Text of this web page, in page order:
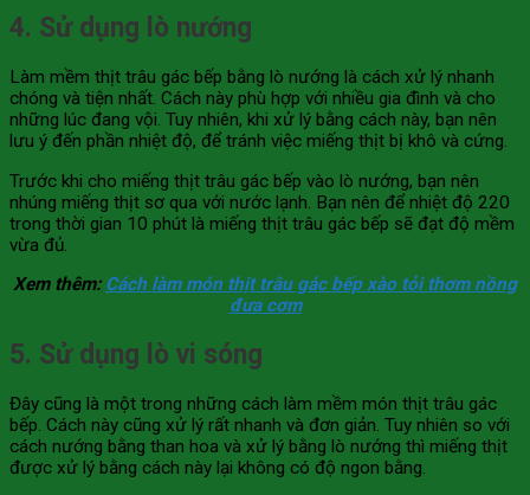
4. Sử dụng lò nướng
Làm mềm thịt trâu gác bếp bằng lò nướng là cách xử lý nhanh
chóng và tiện nhất. Cách này phù hợp với nhiều gia đình và cho
những lúc đang vội. Tuy nhiên, khi xử lý bằng cách này, bạn nên
lưu ý đến phần nhiệt độ, để tránh việc miếng thịt bị khô và cứng.
Trước khi cho miếng thịt trâu gác bếp vào lò nướng, bạn nên
nhúng miếng thịt sơ qua với nước lạnh. Bạn nên để nhiệt độ 220
trong thời gian 10 phút là miếng thịt trâu gác bếp sẽ đạt độ mềm
vừa đủ.
Xem thêm: Cách làm món thịt trâu gác bếp xào tỏi thơm nồng
đưa cơm
5. Sử dụng lò vi sóng
Đây cũng là một trong những cách làm mềm món thịt trâu gác
bếp. Cách này cũng xử lý rất nhanh và đơn giản. Tuy nhiên so với
cách nướng bằng than hoa và xử lý bằng lò nướng thì miếng thịt
được xử lý bằng cách này lại không có độ ngon bằng.